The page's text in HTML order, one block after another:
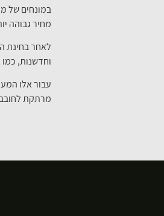
במונחים של
מחיר גבוהה
לאחר בחינת
וחדשנות, כמו
עבור אלו
מרתקת